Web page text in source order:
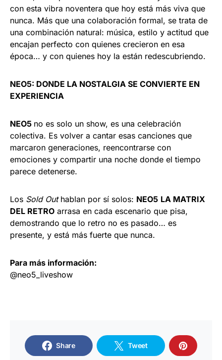
con esta vibra noventera que hoy está más viva que
nunca. Más que una colaboración formal, se trata de
una combinación natural: música, estilo y actitud que
encajan perfecto con quienes crecieron en esa
época… y con quienes hoy la están redescubriendo.
NEO5: DONDE LA NOSTALGIA SE CONVIERTE EN
EXPERIENCIA
NEO5 no es solo un show, es una celebración
colectiva. Es volver a cantar esas canciones que
marcaron generaciones, reencontrarse con
emociones y compartir una noche donde el tiempo
parece detenerse.
Los Sold Out hablan por sí solos: NEO5 LA MATRIX
DEL RETRO arrasa en cada escenario que pisa,
demostrando que lo retro no es pasado… es
presente, y está más fuerte que nunca.
Para más información:
@neo5_liveshow
Share Tweet